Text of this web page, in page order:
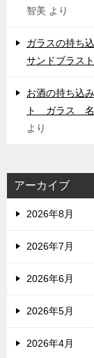
智美 より
ガラスの持ち
サンドブラス
お酒の持ち込
ト ガラス
より
アーカイブ
2026年8月
2026年7月
2026年6月
2026年5月
2026年4月